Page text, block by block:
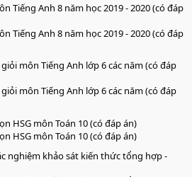
Tiếng Anh 8 năm học 2019 - 2020 (có đáp
Tiếng Anh 8 năm học 2019 - 2020 (có đáp
môn Tiếng Anh lớp 6 các năm (có đáp
môn Tiếng Anh lớp 6 các năm (có đáp
HSG môn Toán 10 (có đáp án)
HSG môn Toán 10 (có đáp án)
nghiệm khảo sát kiến thức tổng hợp -